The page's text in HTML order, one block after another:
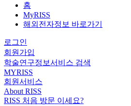
홈
MyRISS
해외전자정보 바로가기
로그인
회원가입
학술연구정보서비스 검색
MYRISS
회원서비스
About RISS
RISS 처음 방문 이세요?